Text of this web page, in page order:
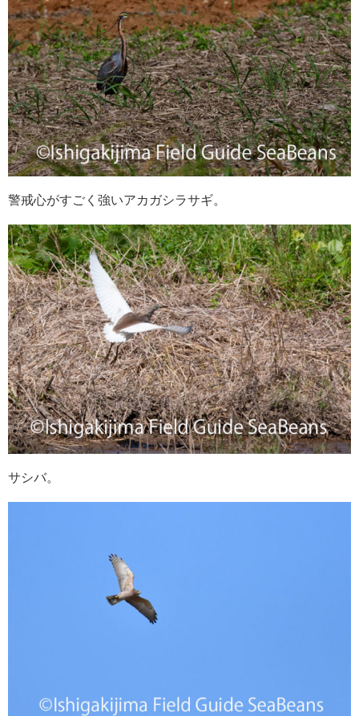
警戒心がすごく強いアカガシラサギ。
サシバ。